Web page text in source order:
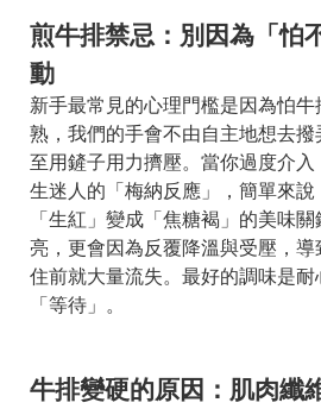
煎牛排禁忌：別因為「怕
動
新手最常見的心理門檻是因為怕
熟，我們的手會不由自主地想去
至用鏟子用力擠壓。當你過度介
生迷人的「梅納反應」，簡單來
「生紅」變成「焦糖褐」的美味
亮，更會因為反覆降溫與受壓，
住前就大量流失。最好的調味是
「等待」。
牛排變硬的原因：肌肉纖